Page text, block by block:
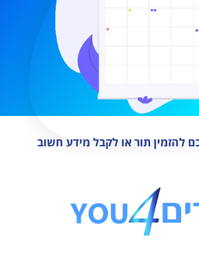
להזמין תור או לקבל מידע חשוב